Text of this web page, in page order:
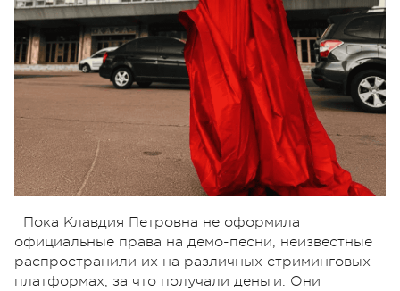
Пока Клавдия Петровна не оформила
официальные права на демо-песни, неизвестные
распространили их на различных стриминговых
платформах, за что получали деньги. Они